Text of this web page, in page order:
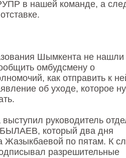
в нашей команде, а
Шымкента не нашли
омбудсмену о
как отправить к
об уходе, которое
выступил руководитель
который два дня
Жазыкбаевой по пятам. К
разрешительные